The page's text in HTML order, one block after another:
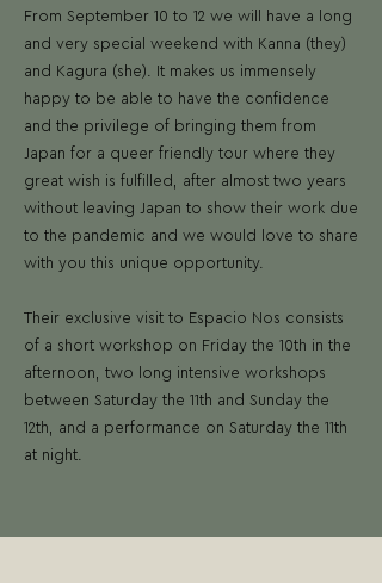
From September 10 to 12 we will have a long
and very special weekend with Kanna (they)
and Kagura (she). It makes us immensely
happy to be able to have the confidence
and the privilege of bringing them from
Japan for a queer friendly tour where they
great wish is fulfilled, after almost two years
without leaving Japan to show their work due
to the pandemic and we would love to share
with you this unique opportunity.
Their exclusive visit to Espacio Nos consists
of a short workshop on Friday the 10th in the
afternoon, two long intensive workshops
between Saturday the 11th and Sunday the
12th, and a performance on Saturday the 11th
at night.